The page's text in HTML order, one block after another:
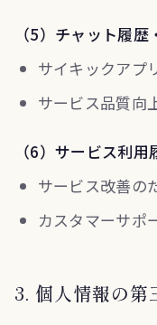
（5）チャット履
サイキックアプ
サービス品質向
（6）サービス利用
サービス改善の
カスタマーサポ
3. 個人情報の第